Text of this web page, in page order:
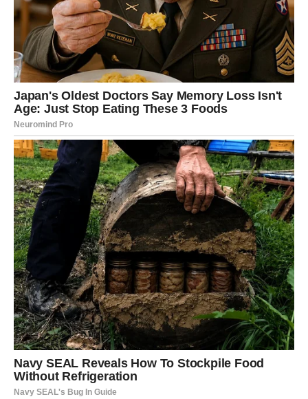
Pripremite tijesto:
Zagrijte rernu na 180°C (356°F) i obložite pleh 24x24cm
papirom za pečenje.
U većoj posudi umutite jaja sa prstohvatom soli dok ne
postanu pjenasta. Postepeno dodavati šećer, nastavljajući
miješati.
Lagano umiješajte brašno, brašno od lješnjaka i prašak za
pecivo dok se dobro ne sjedine.
Smesu sipati u pripremljen pleh i peći 30 minuta. Pustite da se
potpuno ohladi.
Napravite kremu:
U šerpi umutiti jaja, prstohvat soli, šećer i kukuruzni škrob.
Postepeno dodavati mleko uz stalno mešanje da ne bi došlo
do grudvica.
Kuvajte na srednjoj vatri dok se smesa ne zgusne. Skinite sa
vatre i malo ohladite.
Dodajte puter, čokoladu, kakao prah, pržene seckane lešnike i